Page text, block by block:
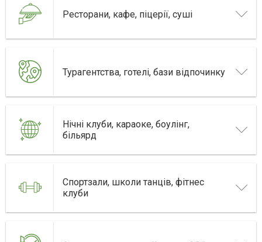
Ресторани, кафе, піцерії, суші
Турагентства, готелі, бази відпочинку
Нічні клуби, караоке, боулінг,
більярд
Спортзали, школи танців, фітнес
клуби